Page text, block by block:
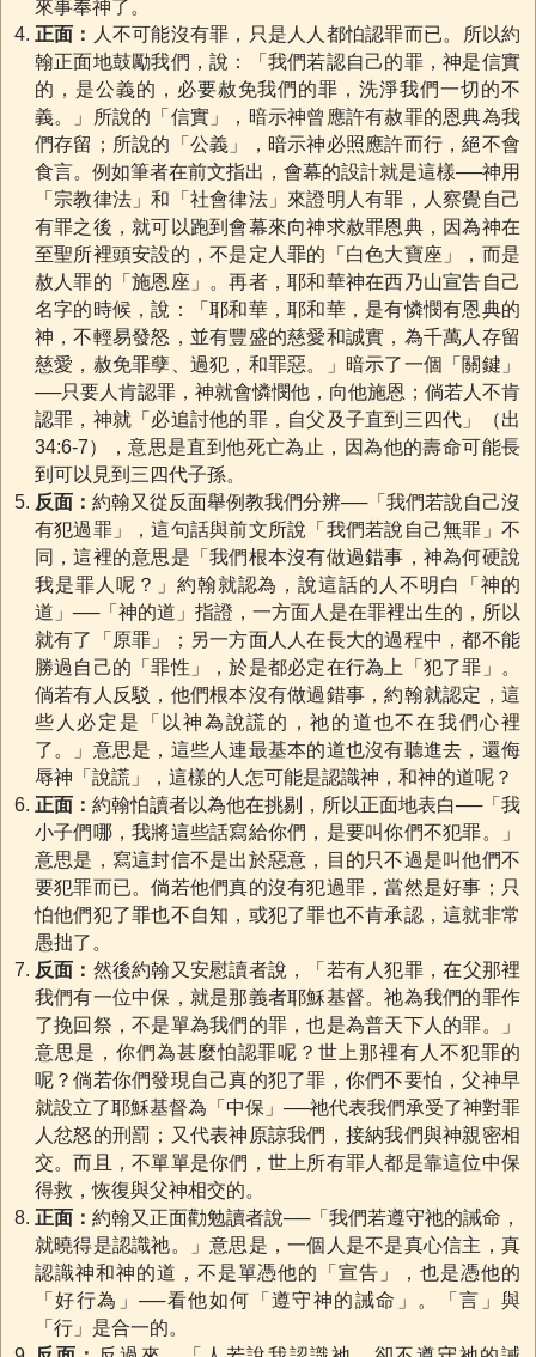
來事奉神了。
正面： 人不可能沒有罪，只是人人都怕認罪而已。所以約
翰正面地鼓勵我們，說：「我們若認自己的罪，神是信實
的，是公義的，必要赦免我們的罪，洗淨我們一切的不
義。」所說的「信實」，暗示神曾應許有赦罪的恩典為我
們存留；所說的「公義」，暗示神必照應許而行，絕不會
食言。例如筆者在前文指出，會幕的設計就是這樣──神用
「宗教律法」和「社會律法」來證明人有罪，人察覺自己
有罪之後，就可以跑到會幕來向神求赦罪恩典，因為神在
至聖所裡頭安設的，不是定人罪的「白色大寶座」，而是
赦人罪的「施恩座」。再者，耶和華神在西乃山宣告自己
名字的時候，說：「耶和華，耶和華，是有憐憫有恩典的
神，不輕易發怒，並有豐盛的慈愛和誠實，為千萬人存留
慈愛，赦免罪孽、過犯，和罪惡。」暗示了一個「關鍵」
──只要人肯認罪，神就會憐憫他，向他施恩；倘若人不肯
認罪，神就「必追討他的罪，自父及子直到三四代」（出
34:6-7），意思是直到他死亡為止，因為他的壽命可能長
到可以見到三四代子孫。
反面： 約翰又從反面舉例教我們分辨──「我們若說自己沒
有犯過罪」，這句話與前文所說「我們若說自己無罪」不
同，這裡的意思是「我們根本沒有做過錯事，神為何硬說
我是罪人呢？」約翰就認為，說這話的人不明白「神的
道」──「神的道」指證，一方面人是在罪裡出生的，所以
就有了「原罪」；另一方面人人在長大的過程中，都不能
勝過自己的「罪性」，於是都必定在行為上「犯了罪」。
倘若有人反駁，他們根本沒有做過錯事，約翰就認定，這
些人必定是「以神為說謊的，祂的道也不在我們心裡
了。」意思是，這些人連最基本的道也沒有聽進去，還侮
辱神「說謊」，這樣的人怎可能是認識神，和神的道呢？
正面： 約翰怕讀者以為他在挑剔，所以正面地表白──「我
小子們哪，我將這些話寫給你們，是要叫你們不犯罪。」
意思是，寫這封信不是出於惡意，目的只不過是叫他們不
要犯罪而已。倘若他們真的沒有犯過罪，當然是好事；只
怕他們犯了罪也不自知，或犯了罪也不肯承認，這就非常
愚拙了。
反面： 然後約翰又安慰讀者說，「若有人犯罪，在父那裡
我們有一位中保，就是那義者耶穌基督。祂為我們的罪作
了挽回祭，不是單為我們的罪，也是為普天下人的罪。」
意思是，你們為甚麼怕認罪呢？世上那裡有人不犯罪的
呢？倘若你們發現自己真的犯了罪，你們不要怕，父神早
就設立了耶穌基督為「中保」──祂代表我們承受了神對罪
人忿怒的刑罰；又代表神原諒我們，接納我們與神親密相
交。而且，不單單是你們，世上所有罪人都是靠這位中保
得救，恢復與父神相交的。
正面： 約翰又正面勸勉讀者說──「我們若遵守祂的誡命，
就曉得是認識祂。」意思是，一個人是不是真心信主，真
認識神和神的道，不是單憑他的「宣告」，也是憑他的
「好行為」──看他如何「遵守神的誡命」。「言」與
「行」是合一的。